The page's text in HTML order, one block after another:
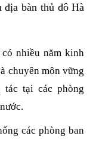
địa bàn thủ đô Hà
nhiều năm kinh
chuyên môn vững
tại các phòng
các phòng ban